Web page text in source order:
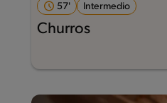
57' Intermedio
Churros